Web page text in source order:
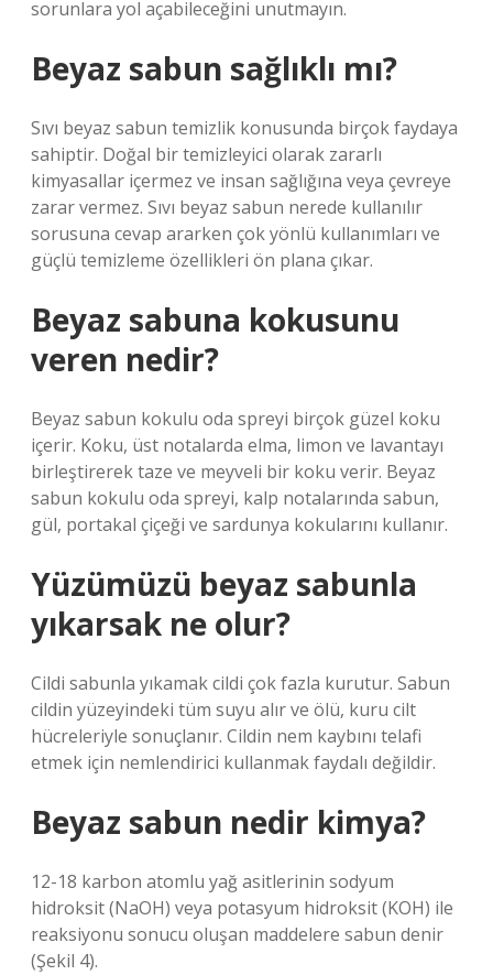
sorunlara yol açabileceğini unutmayın.
Beyaz sabun sağlıklı mı?
Sıvı beyaz sabun temizlik konusunda birçok faydaya
sahiptir. Doğal bir temizleyici olarak zararlı
kimyasallar içermez ve insan sağlığına veya çevreye
zarar vermez. Sıvı beyaz sabun nerede kullanılır
sorusuna cevap ararken çok yönlü kullanımları ve
güçlü temizleme özellikleri ön plana çıkar.
Beyaz sabuna kokusunu
veren nedir?
Beyaz sabun kokulu oda spreyi birçok güzel koku
içerir. Koku, üst notalarda elma, limon ve lavantayı
birleştirerek taze ve meyveli bir koku verir. Beyaz
sabun kokulu oda spreyi, kalp notalarında sabun,
gül, portakal çiçeği ve sardunya kokularını kullanır.
Yüzümüzü beyaz sabunla
yıkarsak ne olur?
Cildi sabunla yıkamak cildi çok fazla kurutur. Sabun
cildin yüzeyindeki tüm suyu alır ve ölü, kuru cilt
hücreleriyle sonuçlanır. Cildin nem kaybını telafi
etmek için nemlendirici kullanmak faydalı değildir.
Beyaz sabun nedir kimya?
12-18 karbon atomlu yağ asitlerinin sodyum
hidroksit (NaOH) veya potasyum hidroksit (KOH) ile
reaksiyonu sonucu oluşan maddelere sabun denir
(Şekil 4).